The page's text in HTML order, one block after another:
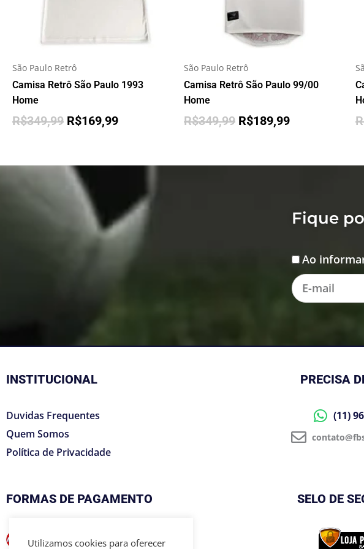
São Paulo Retrô
Camisa Retrô São Paulo 1993
Home
R$349,99 R$169,99
São Paulo Retrô
Camisa Retrô São Paulo 99/00
Home
R$349,99 R$189,99
Fique
Ao
E-
mail
INSTITUCIONAL
Duvidas Frequentes
Quem Somos
Política de Privacidade
PRECISA
(11)
FORMAS DE PAGAMENTO SELO DE
Utilizamos cookies para oferecer